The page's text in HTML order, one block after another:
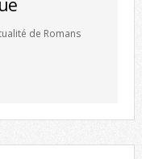
de Romans